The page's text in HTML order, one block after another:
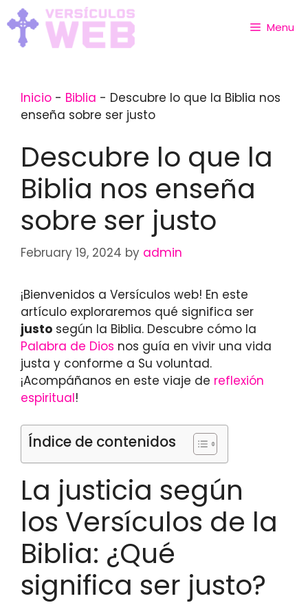
Skip
to
content
Menu
Inicio - Biblia - Descubre lo que la Biblia nos
enseña sobre ser justo
Descubre lo que la
Biblia nos enseña
sobre ser justo
February 19, 2024 by admin
¡Bienvenidos a Versículos web! En este
artículo exploraremos qué significa ser
justo según la Biblia. Descubre cómo la
Palabra de Dios nos guía en vivir una vida
justa y conforme a Su voluntad.
¡Acompáñanos en este viaje de reflexión
espiritual!
Índice de contenidos
La justicia según
los Versículos de la
Biblia: ¿Qué
significa ser justo?